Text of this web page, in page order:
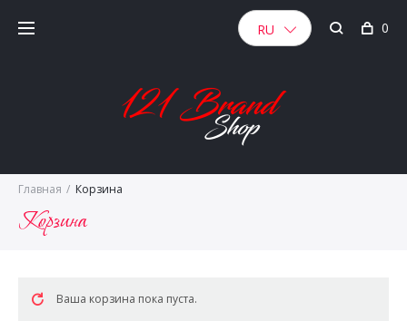
RU 0
Корзина
Главная / Корзина
Ваша корзина пока пуста.